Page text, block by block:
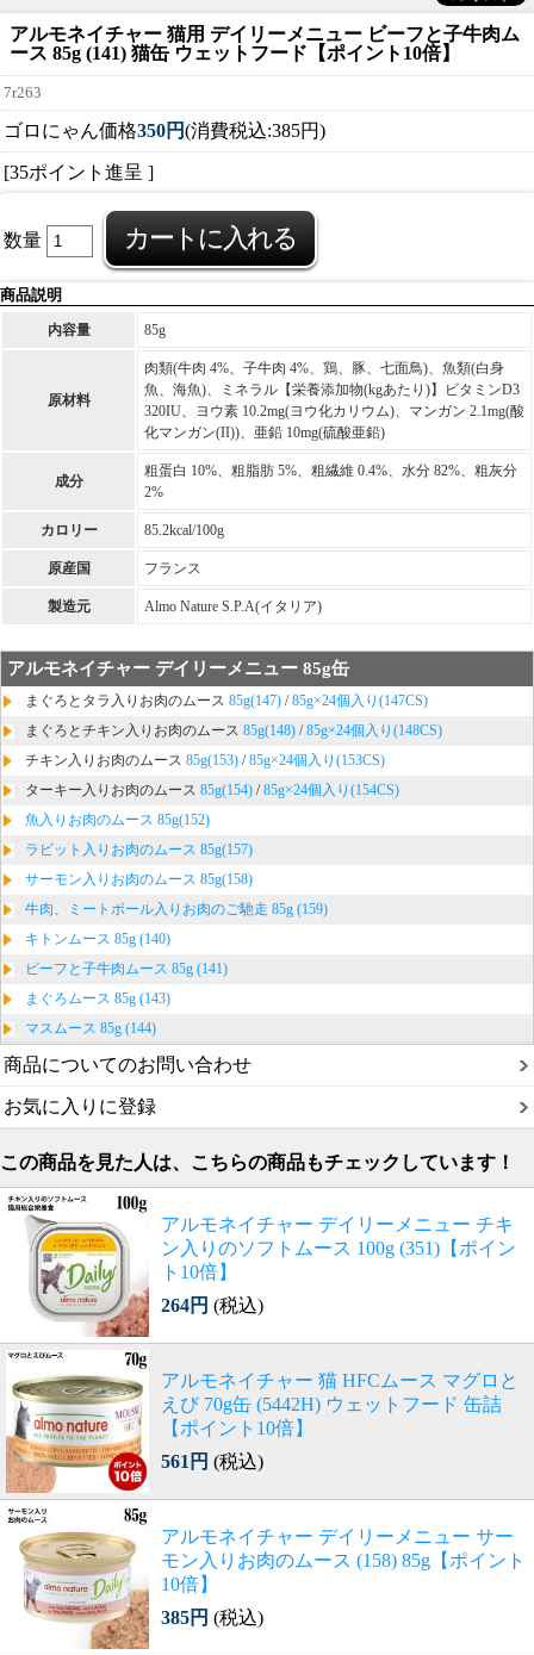
アルモネイチャー 猫用 デイリーメニュー ビーフと子牛肉ム
ース 85g (141) 猫缶 ウェットフード【ポイント10倍】
7r263
ゴロにゃん価格350円(消費税込:385円)
[35ポイント進呈 ]
数量
商品説明
内容量 85g
原材料
肉類(牛肉 4%、子牛肉 4%、鶏、豚、七面鳥)、魚類(白身
魚、海魚)、ミネラル【栄養添加物(kgあたり)】ビタミンD3
320IU、ヨウ素 10.2mg(ヨウ化カリウム)、マンガン 2.1mg(酸
化マンガン(II))、亜鉛 10mg(硫酸亜鉛)
成分
粗蛋白 10%、粗脂肪 5%、粗繊維 0.4%、水分 82%、粗灰分
2%
カロリー 85.2kcal/100g
原産国 フランス
製造元 Almo Nature S.P.A(イタリア)
アルモネイチャー デイリーメニュー 85g缶
まぐろとタラ入りお肉のムース 85g(147) /85g×24個入り(147CS)
まぐろとチキン入りお肉のムース 85g(148) /85g×24個入り(148CS)
チキン入りお肉のムース 85g(153) /85g×24個入り(153CS)
ターキー入りお肉のムース 85g(154) /85g×24個入り(154CS)
魚入りお肉のムース 85g(152)
ラビット入りお肉のムース 85g(157)
サーモン入りお肉のムース 85g(158)
牛肉、ミートボール入りお肉のご馳走 85g (159)
キトンムース 85g (140)
ビーフと子牛肉ムース 85g (141)
まぐろムース 85g (143)
マスムース 85g (144)
商品についてのお問い合わせ
お気に入りに登録
この商品を見た人は、こちらの商品もチェックしています！
アルモネイチャー デイリーメニュー チキ
ン入りのソフトムース 100g (351)【ポイン
ト10倍】
264円 (税込)
アルモネイチャー 猫 HFCムース マグロと
えび 70g缶 (5442H) ウェットフード 缶詰
【ポイント10倍】
561円 (税込)
アルモネイチャー デイリーメニュー サー
モン入りお肉のムース (158) 85g【ポイント
10倍】
385円 (税込)